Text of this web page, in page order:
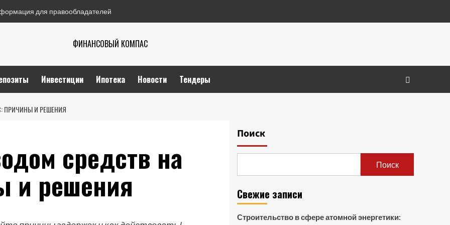
для правообладателей
ФИНАНСОВЫЙ КОМПАС
Инвестиции Ипотека Новости Тендеры
ПРИЧИНЫ И РЕШЕНИЯ
средств на
и решения
Поиск
Поиск
Свежие записи
Строительство в сфере атомной энергетики: